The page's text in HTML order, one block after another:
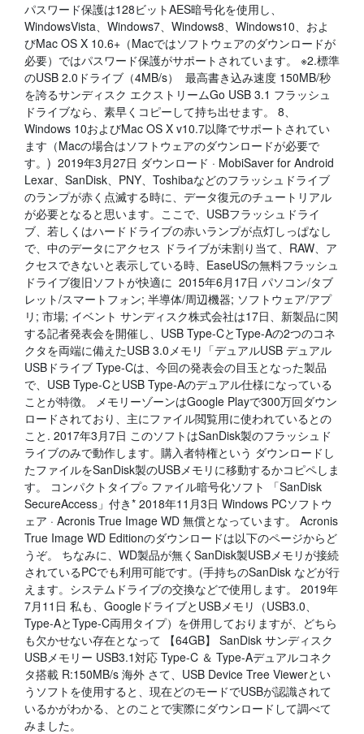
パスワード保護は128ビットAES暗号化を使用し、
WindowsVista、Windows7、Windows8、Windows10、およ
びMac OS X 10.6+（Macではソフトウェアのダウンロードが
必要）ではパスワード保護がサポートされています。 ※2.標準
のUSB 2.0ドライブ（4MB/s） 最高書き込み速度 150MB/秒
を誇るサンディスク エクストリームGo USB 3.1 フラッシュ
ドライブなら、素早くコピーして持ち出せます。 8、
Windows 10およびMac OS X v10.7以降でサポートされてい
ます（Macの場合はソフトウェアのダウンロードが必要で
す。) 2019年3月27日 ダウンロード · MobiSaver for Android
Lexar、SanDisk、PNY、Toshibaなどのフラッシュドライブ
のランプが赤く点滅する時に、データ復元のチュートリアル
が必要となると思います。ここで、USBフラッシュドライ
ブ、若しくはハードドライブの赤いランプが点灯しっぱなし
で、中のデータにアクセス ドライブが未割り当て、RAW、ア
クセスできないと表示している時、EaseUSの無料フラッシュ
ドライブ復旧ソフトが快適に 2015年6月17日 パソコン/タブ
レット/スマートフォン; 半導体/周辺機器; ソフトウェア/アプ
リ; 市場; イベント サンディスク株式会社は17日、新製品に関
する記者発表会を開催し、USB Type-CとType-Aの2つのコネ
クタを両端に備えたUSB 3.0メモリ「デュアルUSB デュアル
USBドライブ Type-Cは、今回の発表会の目玉となった製品
で、USB Type-CとUSB Type-Aのデュアル仕様になっている
ことが特徴。 メモリーゾーンはGoogle Playで300万回ダウン
ロードされており、主にファイル閲覧用に使われているとの
こと. 2017年3月7日 このソフトはSanDisk製のフラッシュド
ライブのみで動作します。購入者特権という ダウンロードし
たファイルをSanDisk製のUSBメモリに移動するかコピペしま
す。 コンパクトタイプ○ ファイル暗号化ソフト 「SanDisk
SecureAccess」付き* 2018年11月3日 Windows PCソフトウ
ェア · Acronis True Image WD 無償となっています。 Acronis
True Image WD Editionのダウンロードは以下のページからど
うぞ。 ちなみに、WD製品が無くSanDisk製USBメモリが接続
されているPCでも利用可能です。(手持ちのSanDisk などが行
えます。システムドライブの交換などで使用します。 2019年
7月11日 私も、GoogleドライブとUSBメモリ（USB3.0、
Type-AとType-C両用タイプ）を併用しておりますが、どちら
も欠かせない存在となって 【64GB】 SanDisk サンディスク
USBメモリー USB3.1対応 Type-C ＆ Type-Aデュアルコネク
タ搭載 R:150MB/s 海外 さて、USB Device Tree Viewerとい
うソフトを使用すると、現在どのモードでUSBが認識されて
いるかがわかる、とのことで実際にダウンロードして調べて
みました。